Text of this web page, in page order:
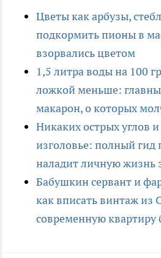
Цветы как арбузы,
подкормить пионы в
взорвались цветом
1,5 литра воды на 100
ложкой меньше:
макарон, о которых
Никаких острых углов
изголовье: полный гид
наладит личную жизнь
Бабушкин сервант и
как вписать винтаж из
современную квартиру